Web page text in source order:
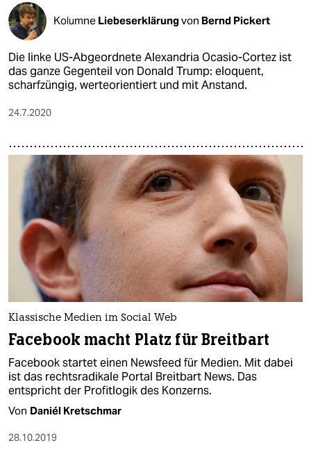
Kolumne Liebeserklärungvon Bernd Pickert
Die linke US-Abgeordnete Alexandria Ocasio-Cortez ist
das ganze Gegenteil von Donald Trump: eloquent,
scharfzüngig, werteorientiert und mit Anstand.
24.7.2020
Klassische Medien im Social Web
Facebook macht Platz für Breitbart
Facebook startet einen Newsfeed für Medien. Mit dabei
ist das rechtsradikale Portal Breitbart News. Das
entspricht der Profitlogik des Konzerns.
Von Daniél Kretschmar
28.10.2019